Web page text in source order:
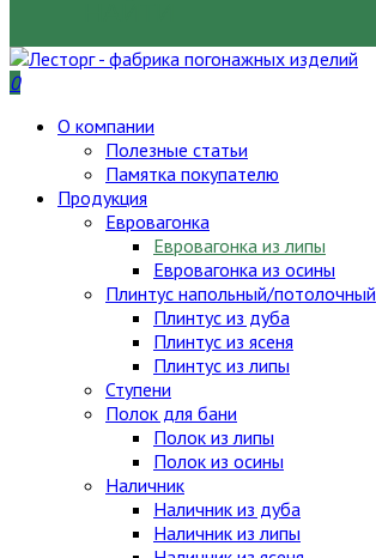
0
О компании
Полезные статьи
Памятка покупателю
Продукция
Евровагонка
Евровагонка из липы
Евровагонка из осины
Плинтус напольный/потолочный
Плинтус из дуба
Плинтус из ясеня
Плинтус из липы
Ступени
Полок для бани
Полок из липы
Полок из осины
Наличник
Наличник из дуба
Наличник из липы